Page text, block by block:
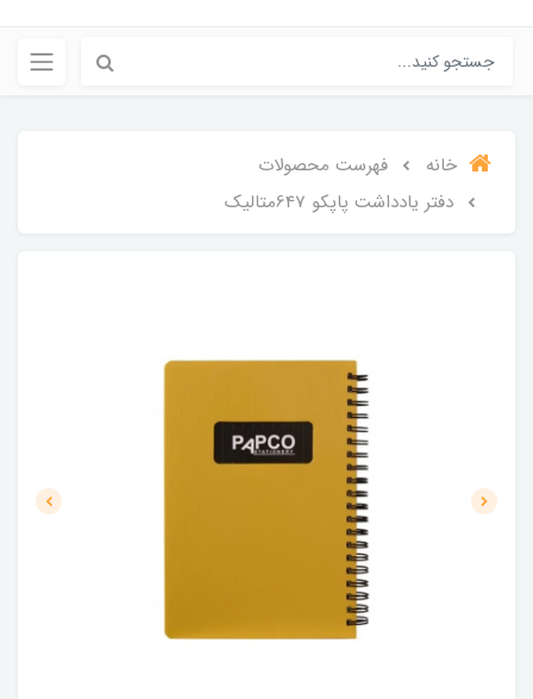
خانه
فهرست محصولات
دفتر یادداشت پاپکو 647متالیک